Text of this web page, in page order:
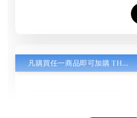
凡購買任一商品即可加購 THT 九週年紀念 T-shirt